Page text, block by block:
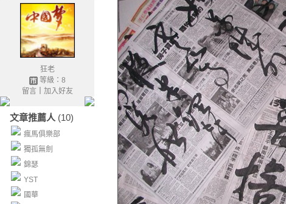
狂老
等級：8
留言｜ 加入好友
文章推薦人 (10)
瘋馬俱樂部
獨孤無劍
錦瑟
YST
國華